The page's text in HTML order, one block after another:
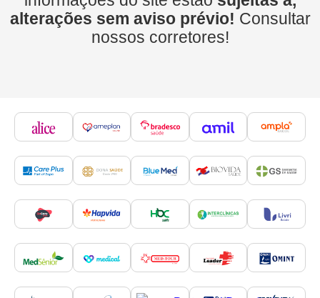
alterações sem aviso prévio! Consultar
nossos corretores!